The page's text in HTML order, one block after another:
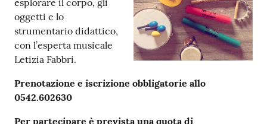
Casa
Piani
Archivio
Decentrate
esplorare il corpo, gli
oggetti e lo
strumentario didattico,
con l’esperta musicale
Letizia Fabbri.
Prenotazione e iscrizione obbligatorie allo
0542.602630
Per partecipare è prevista una quota di